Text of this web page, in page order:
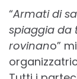
“Armati di
spiaggia da
rovinano”